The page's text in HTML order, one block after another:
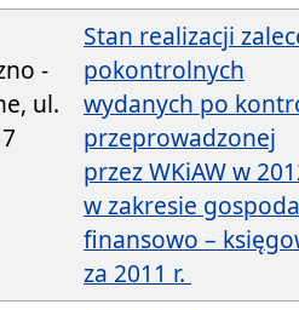
-
ul.
Stan realizacji
pokontrolnych
wydanych po
przeprowadzonej
przez WKiAW w
w zakresie
finansowo –
za 2011 r.